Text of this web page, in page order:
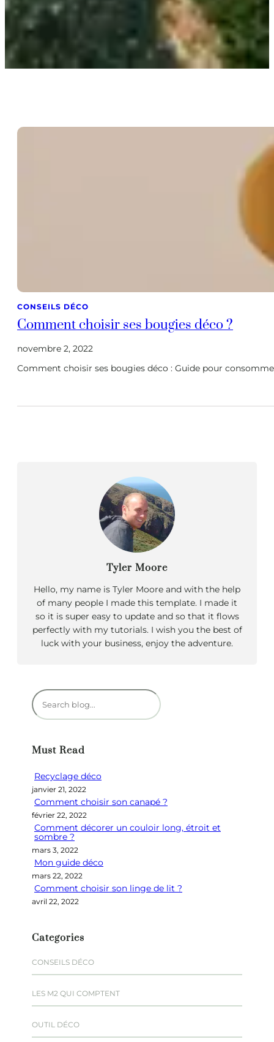
CONSEILS DÉCO
Comment choisir ses bougies déco ?
novembre 2, 2022
Comment choisir ses bougies déco : Guide pour
Tyler Moore
Hello, my name is Tyler Moore and with the help
of many people I made this template. I made it
so it is super easy to update and so that it flows
perfectly with my tutorials. I wish you the best of
luck with your business, enjoy the adventure.
R
e
e
c
h
e
Must Read
Recyclage déco
janvier 21, 2022
Comment choisir son canapé ?
février 22, 2022
Comment décorer un couloir long, étroit et
sombre ?
mars 3, 2022
Mon guide déco
mars 22, 2022
Comment choisir son linge de lit ?
avril 22, 2022
Categories
CONSEILS DÉCO
LES M2 QUI COMPTENT
OUTIL DÉCO